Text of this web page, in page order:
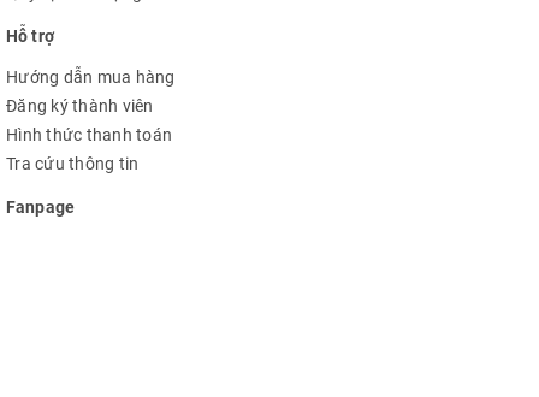
Hỗ trợ
Hướng dẫn mua hàng
Đăng ký thành viên
Hình thức thanh toán
Tra cứu thông tin
Fanpage